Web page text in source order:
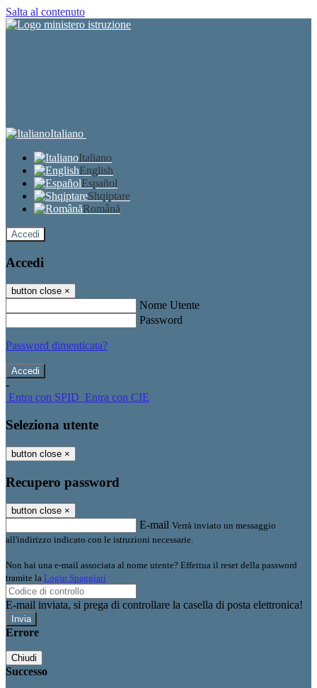
Salta al contenuto
Italiano
Italiano
English
Español
Shqiptare
Română
Accedi
Accedi
button close ×
Nome Utente
Password
Password dimenticata?
-
Entra con SPID Entra con CIE
Seleziona utente
button close ×
Recupero password
button close ×
E-mail Verrà inviato un messaggio
all'indirizzo indicato con le istruzioni necessarie.
Non hai una e-mail associata al nome utente? Effettua il reset della password
tramite la Login Spaggiari
E-mail inviata, si prega di controllare la casella di posta elettronica!
Errore
Chiudi
Successo